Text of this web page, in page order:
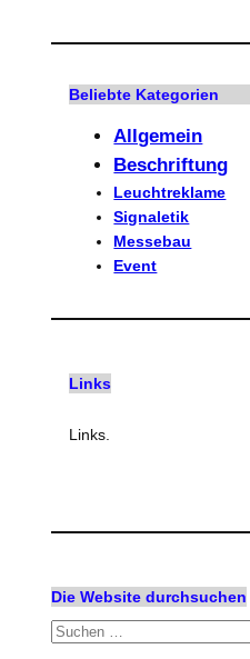
Beliebte Kategorien
Allgemein
Beschriftung
Leuchtreklame
Signaletik
Messebau
Event
Links
Links.
Die Website durchsuchen
S